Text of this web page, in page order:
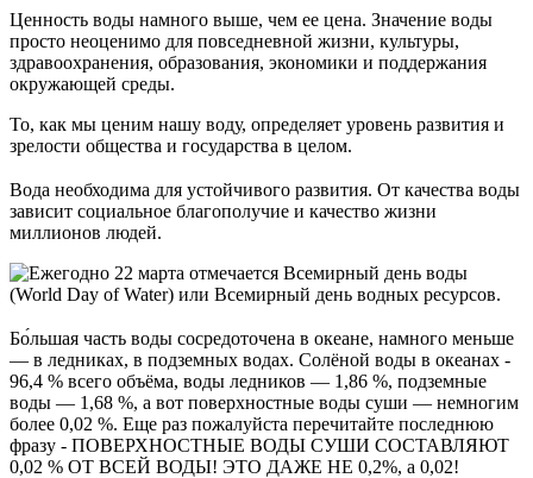
Ценность воды намного выше, чем ее цена. Значение воды
просто неоценимо для повседневной жизни, культуры,
здравоохранения, образования, экономики и поддержания
окружающей среды.
То, как мы ценим нашу воду, определяет уровень развития и
зрелости общества и государства в целом.
Вода необходима для устойчивого развития. От качества воды
зависит социальное благополучие и качество жизни
миллионов людей.
Бо́льшая часть воды сосредоточена в океане, намного меньше
— в ледниках, в подземных водах. Солёной воды в океанах -
96,4 % всего объёма, воды ледников — 1,86 %, подземные
воды — 1,68 %, а вот поверхностные воды суши — немногим
более 0,02 %. Еще раз пожалуйста перечитайте последнюю
фразу - ПОВЕРХНОСТНЫЕ ВОДЫ СУШИ СОСТАВЛЯЮТ
0,02 % ОТ ВСЕЙ ВОДЫ! ЭТО ДАЖЕ НЕ 0,2%, а 0,02!